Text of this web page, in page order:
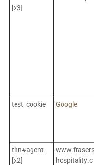
[x3]
test_cookie Google
thn#agent
[x2]
www.frasers
hospitality.c